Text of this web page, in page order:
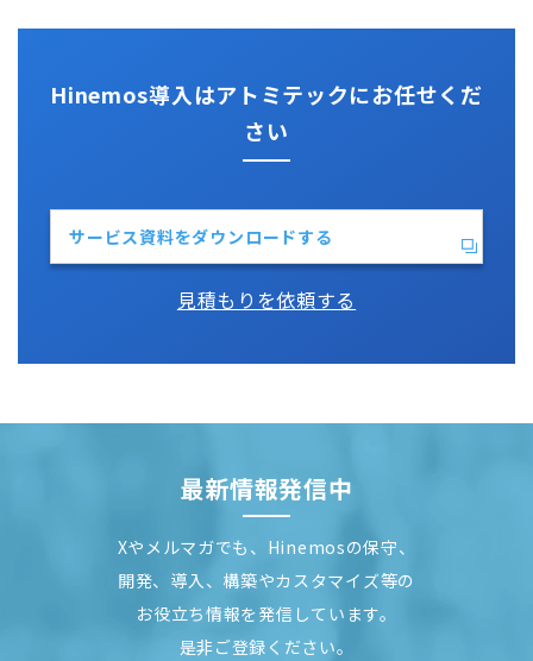
Hinemos導入はアトミテックにお任せくだ
さい
サービス資料をダウンロードする
見積もりを依頼する
最新情報発信中
Xやメルマガでも、Hinemosの保守、
開発、導入、構築やカスタマイズ等の
お役立ち情報を発信しています。
是非ご登録ください。